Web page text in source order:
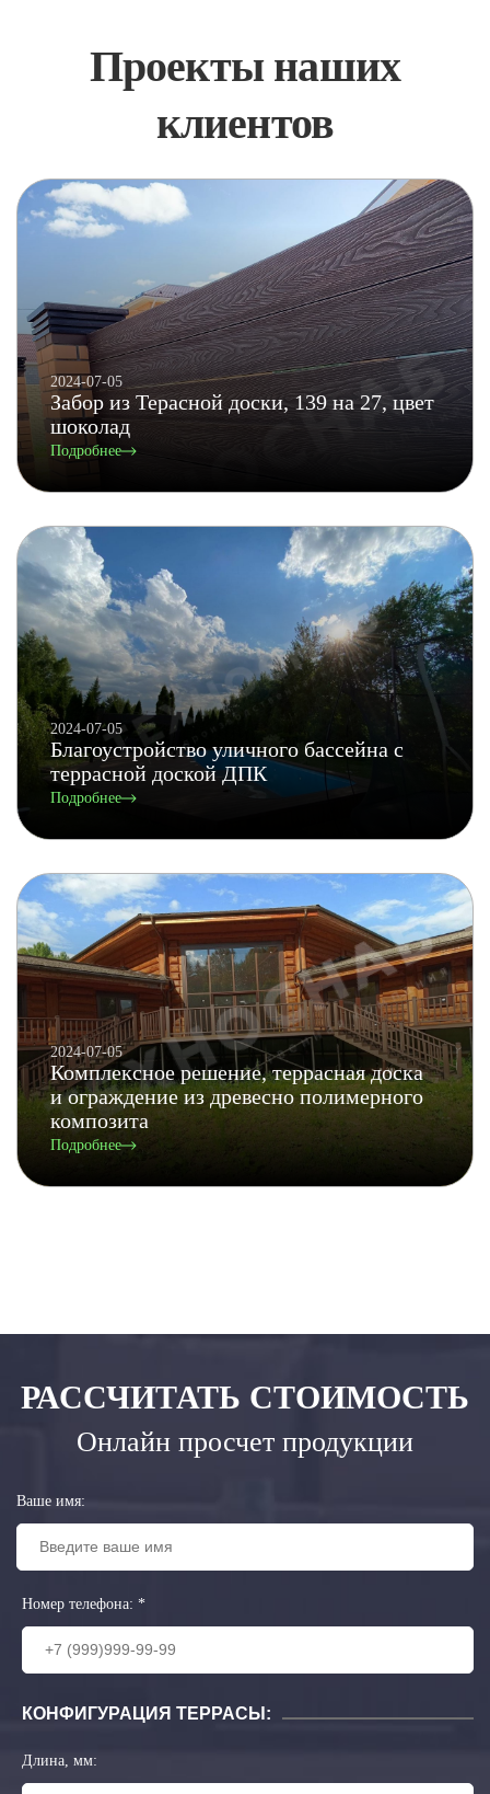
Проекты наших
клиентов
2024-07-05
Забор из Терасной доски, 139 на 27, цвет
шоколад
Подробнее
2024-07-05
Благоустройство уличного бассейна с
террасной доской ДПК
Подробнее
2024-07-05
Комплексное решение, террасная доска
и ограждение из древесно полимерного
композита
Подробнее
РАССЧИТАТЬ СТОИМОСТЬ
Онлайн просчет продукции
Ваше имя:
Номер телефона: *
КОНФИГУРАЦИЯ ТЕРРАСЫ:
Длина, мм: